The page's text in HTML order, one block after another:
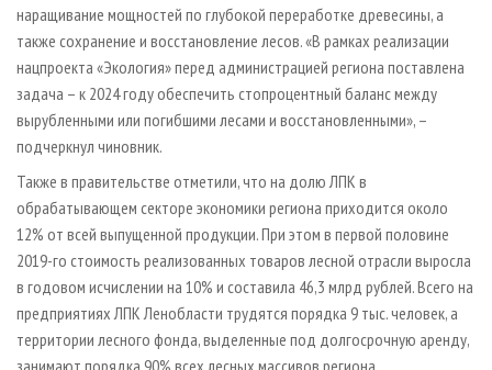
наращивание мощностей по глубокой переработке древесины, а
также сохранение и восстановление лесов. «В рамках реализации
нацпроекта «Экология» перед администрацией региона поставлена
задача – к 2024 году обеспечить стопроцентный баланс между
вырубленными или погибшими лесами и восстановленными», –
подчеркнул чиновник.
Также в правительстве отметили, что на долю ЛПК в
обрабатывающем секторе экономики региона приходится около
12% от всей выпущенной продукции. При этом в первой половине
2019-го стоимость реализованных товаров лесной отрасли выросла
в годовом исчислении на 10% и составила 46,3 млрд рублей. Всего на
предприятиях ЛПК Ленобласти трудятся порядка 9 тыс. человек, а
территории лесного фонда, выделенные под долгосрочную аренду,
занимают порядка 90% всех лесных массивов региона.